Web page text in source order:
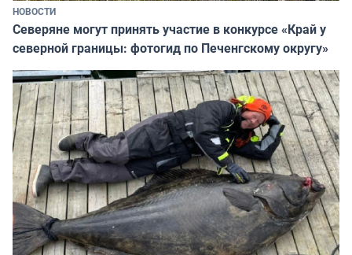
НОВОСТИ
Северяне могут принять участие в конкурсе «Край у
северной границы: фотогид по Печенгскому округу»